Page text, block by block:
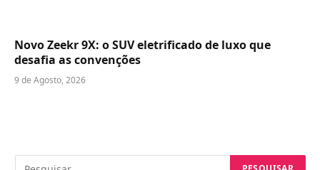
Novo Zeekr 9X: o SUV eletrificado de luxo que
desafia as convenções
9 de Agosto, 2026